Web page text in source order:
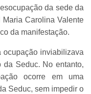
da sede da
Carolina Valente
da manifestação.
ocupação inviabilizava
da Seduc. No entanto,
ocorre em uma
Seduc, sem impedir o